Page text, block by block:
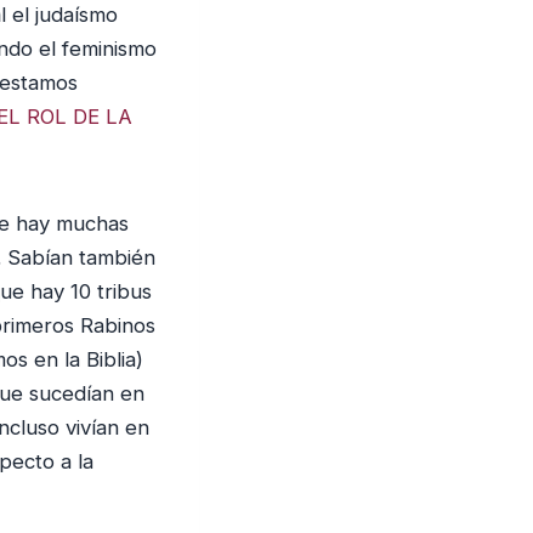
el judaísmo
el feminismo
ROL DE LA
hay muchas
también
hay 10 tribus
Rabinos
en la Biblia)
sucedían en
vivían en
a la